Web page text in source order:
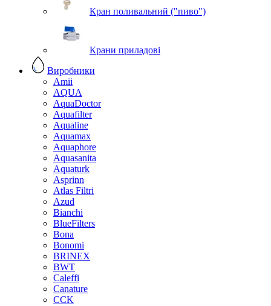
Кран поливальний ("пиво")
Крани приладові
Виробники
Amii
AQUA
AquaDoctor
Aquafilter
Aqualine
Aquamax
Aquaphore
Aquasanita
Aquaturk
Asprinn
Atlas Filtri
Azud
Bianchi
BlueFilters
Bona
Bonomi
BRINEX
BWT
Caleffi
Canature
CCK